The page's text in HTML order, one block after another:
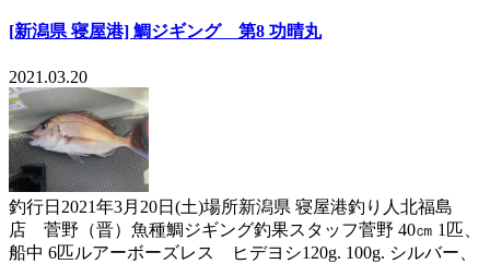
[新潟県 寝屋港] 鯛ジギング 第8 功晴丸
2021.03.20
釣行日2021年3月20日(土)場所新潟県 寝屋港釣り人北福島
店 菅野（晋）魚種鯛ジギング釣果スタッフ菅野 40㎝ 1匹、
船中 6匹ルアーボーズレス ヒデヨシ120g. 100g. シルバー、